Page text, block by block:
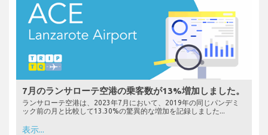
7月のランサローテ空港の乗客数が13%増加しました。
ランサローテ空港は、2023年7月において、2019年の同じパンデミ
ック前の月と比較して13.30%の驚異的な増加を記録しました...
表示...